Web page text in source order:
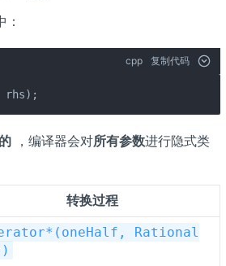
cpp 复制代码
rhs);
，编译器会对所有参数进行隐式类
转换过程
Rational